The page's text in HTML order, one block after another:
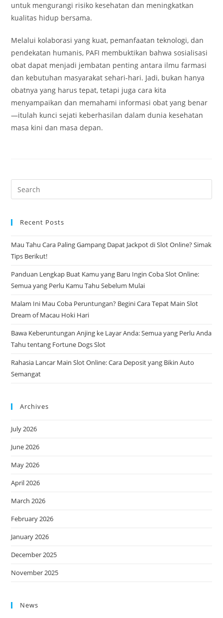
untuk mengurangi risiko kesehatan dan meningkatkan
kualitas hidup bersama.
Melalui kolaborasi yang kuat, pemanfaatan teknologi, dan
pendekatan humanis, PAFI membuktikan bahwa sosialisasi
obat dapat menjadi jembatan penting antara ilmu farmasi
dan kebutuhan masyarakat sehari-hari. Jadi, bukan hanya
obatnya yang harus tepat, tetapi juga cara kita
menyampaikan dan memahami informasi obat yang benar
—itulah kunci sejati keberhasilan dalam dunia kesehatan
masa kini dan masa depan.
Recent Posts
Mau Tahu Cara Paling Gampang Dapat Jackpot di Slot Online? Simak
Tips Berikut!
Panduan Lengkap Buat Kamu yang Baru Ingin Coba Slot Online:
Semua yang Perlu Kamu Tahu Sebelum Mulai
Malam Ini Mau Coba Peruntungan? Begini Cara Tepat Main Slot
Dream of Macau Hoki Hari
Bawa Keberuntungan Anjing ke Layar Anda: Semua yang Perlu Anda
Tahu tentang Fortune Dogs Slot
Rahasia Lancar Main Slot Online: Cara Deposit yang Bikin Auto
Semangat
Archives
July 2026
June 2026
May 2026
April 2026
March 2026
February 2026
January 2026
December 2025
November 2025
News